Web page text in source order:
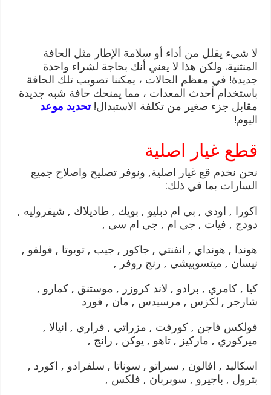
لا شيء يقلل من أداء أو سلامة الإطار مثل الحافة
المنثنية. ولكن هذا لا يعني أنك بحاجة لشراء واحدة
جديدة! في معظم الحالات ، يمكننا تصويب تلك الحافة
باستخدام أحدث المعدات ، مما يمنحك حافة شبه جديدة
مقابل جزء صغير من تكلفة الاستبدال!تحديد موعد
اليوم!
قطع غيار اصلية
نحن نخدم قع غيار اصلية, ونوفر تصليح واصلاح جميع
السارات بما في ذلك:
اكورا , اودي , بي ام دبليو , بويك , طاديلاك , شيفروليه ,
دودج , فيات , جي ام , جي ام سي ,
هوندا , هونداي , انفنتي , جاكور , جيب , تويوتا , فولفو ,
نيسان , ميتسوبيشي , رنج روفر ,
كيا , كامري , برادو , لاند كروزر , موستنق , كمارو ,
شارجر , لكزس , مرسيدس , مان , فورد
فولكس فاجن , كورفت , مزراتي , فراري , انيالا ,
ميركوري , ماركيز , تاهو , يوكن , رانج ,
اسكاليد , افالون , سيراتو , سوناتا , سلفرادو , اكورد ,
بترول , باجيرو , سوبربان , فلكس ,